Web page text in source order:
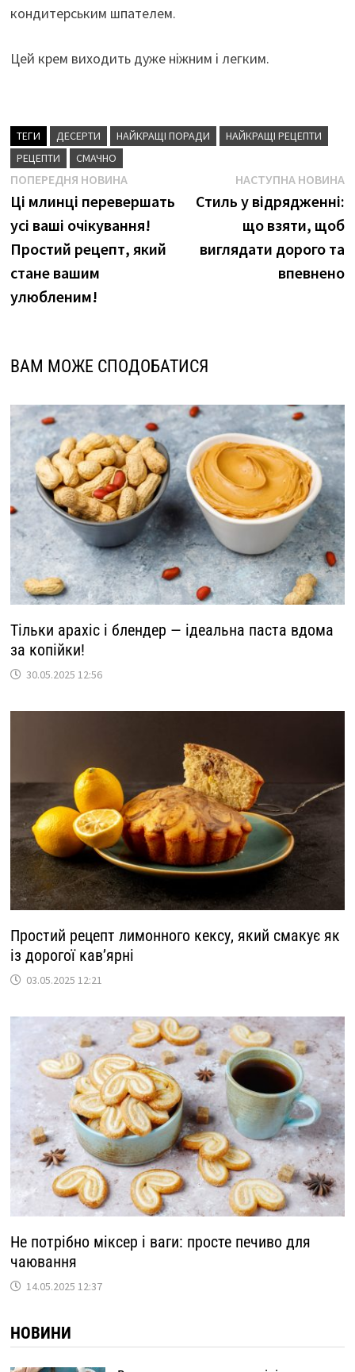
кондитерським шпателем.
Цей крем виходить дуже ніжним і легким.
ТЕГИ ДЕСЕРТИ НАЙКРАЩІ ПОРАДИ
НАЙКРАЩІ РЕЦЕПТИ
РЕЦЕПТИ
СМАЧНО
Навігація
записів
ПОПЕРЕДНЯ НОВИНАПопередня
новина
Ці млинці перевершать
усі ваші очікування!
Простий рецепт, який
стане вашим
улюбленим!
НАСТУПНА НОВИНА
Стиль у відрядженні:
що взяти, щоб
виглядати дорого та
впевнено
ВАМ МОЖЕ СПОДОБАТИСЯ
Тільки арахіс і блендер — ідеальна паста вдома
за копійки!
30.05.2025 12:56
Простий рецепт лимонного кексу, який смакує як
із дорогої кав’ярні
03.05.2025 12:21
Не потрібно міксер і ваги: просте печиво для
чаювання
14.05.2025 12:37
НОВИНИ